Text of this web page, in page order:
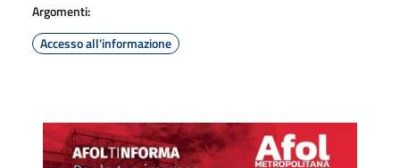
Argomenti:
Accesso all'informazione